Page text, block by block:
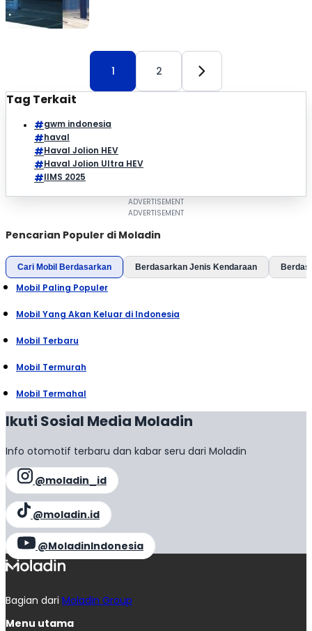
1 2
Tag Terkait
gwm indonesia
haval
Haval Jolion HEV
Haval Jolion Ultra HEV
IIMS 2025
Pencarian Populer di Moladin
Cari Mobil Berdasarkan Berdasarkan Jenis Kendaraan
Mobil Paling Populer
Mobil Yang Akan Keluar di Indonesia
Mobil Terbaru
Mobil Termurah
Mobil Termahal
Ikuti Sosial Media Moladin
Info otomotif terbaru dan kabar seru dari Moladin
@moladin_id
@moladin.id
@MoladinIndonesia
Bagian dari Moladin Group
Menu utama